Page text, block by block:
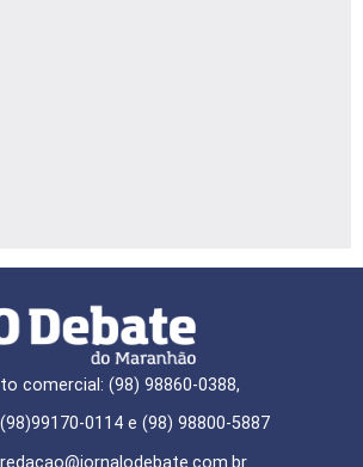
comercial: (98) 98860-0388,
0114 e (98) 98800-5887
redaçao@jornalodebate.com.br